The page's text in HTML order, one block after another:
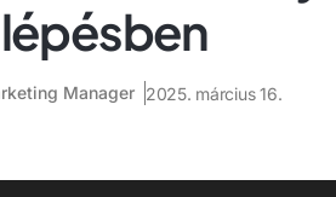
Manager 2025. március 16.